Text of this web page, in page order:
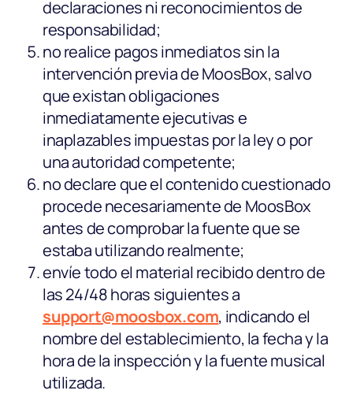
declaraciones ni reconocimientos de
responsabilidad;
no realice pagos inmediatos sin la
intervención previa de MoosBox, salvo
que existan obligaciones
inmediatamente ejecutivas e
inaplazables impuestas por la ley o por
una autoridad competente;
no declare que el contenido cuestionado
procede necesariamente de MoosBox
antes de comprobar la fuente que se
estaba utilizando realmente;
envíe todo el material recibido dentro de
las 24/48 horas siguientes a
support@moosbox.com, indicando el
nombre del establecimiento, la fecha y la
hora de la inspección y la fuente musical
utilizada.